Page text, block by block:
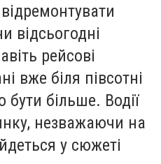
відсьогодні
рейсові
вже біля півсотні
більше. Водії
незважаючи на
у сюжеті